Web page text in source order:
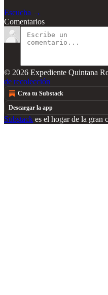
Escucha →
Comentarios
© 2026 Expediente Quintana
de recolección
Crea tu Substack
Descargar la app
Substack es el hogar de la gran